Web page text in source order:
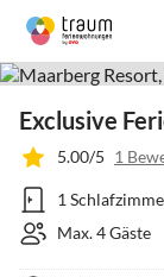
Exclusive
5.00/5 1
1
Max. 4 Gäste